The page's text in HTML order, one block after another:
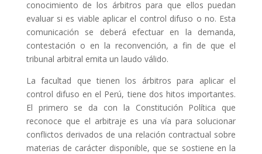
conocimiento de los árbitros para que ellos puedan
evaluar si es viable aplicar el control difuso o no. Esta
comunicación se deberá efectuar en la demanda,
contestación o en la reconvención, a fin de que el
tribunal arbitral emita un laudo válido.
La facultad que tienen los árbitros para aplicar el
control difuso en el Perú, tiene dos hitos importantes.
El primero se da con la Constitución Política que
reconoce que el arbitraje es una vía para solucionar
conflictos derivados de una relación contractual sobre
materias de carácter disponible, que se sostiene en la